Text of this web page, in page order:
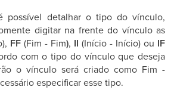
possível detalhar o tipo do vínculo,
digitar na frente do vínculo as
FF (Fim - Fim), II (Início - Início) ou IF
com o tipo do vínculo que deseja
o vínculo será criado como Fim -
especificar esse tipo.